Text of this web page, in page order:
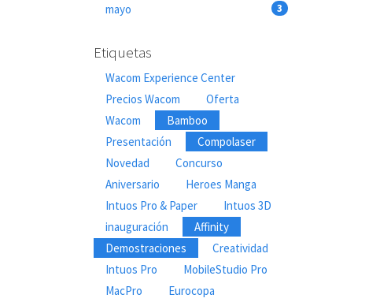
mayo 3
Etiquetas
Wacom Experience Center
Precios Wacom
Oferta
Wacom
Bamboo
Presentación
Compolaser
Novedad
Concurso
Aniversario
Heroes Manga
Intuos Pro & Paper
Intuos 3D
inauguración
Affinity
Demostraciones
Creatividad
Intuos Pro
MobileStudio Pro
MacPro
Eurocopa